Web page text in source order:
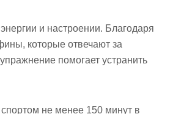
и настроении. Благодаря
которые отвечают за
помогает устранить
не менее 150 минут в